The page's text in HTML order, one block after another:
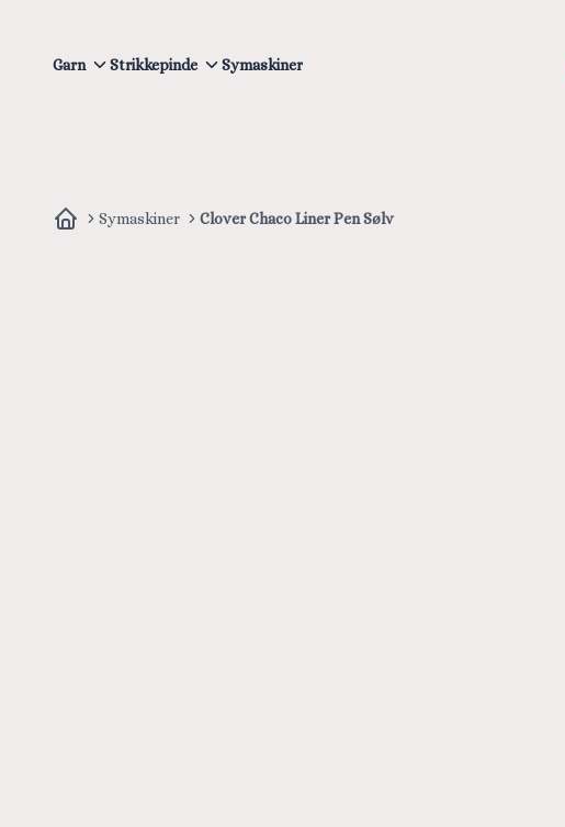
Garn Strikkepinde
Symaskiner
Symaskiner Clover Chaco Liner Pen Sølv